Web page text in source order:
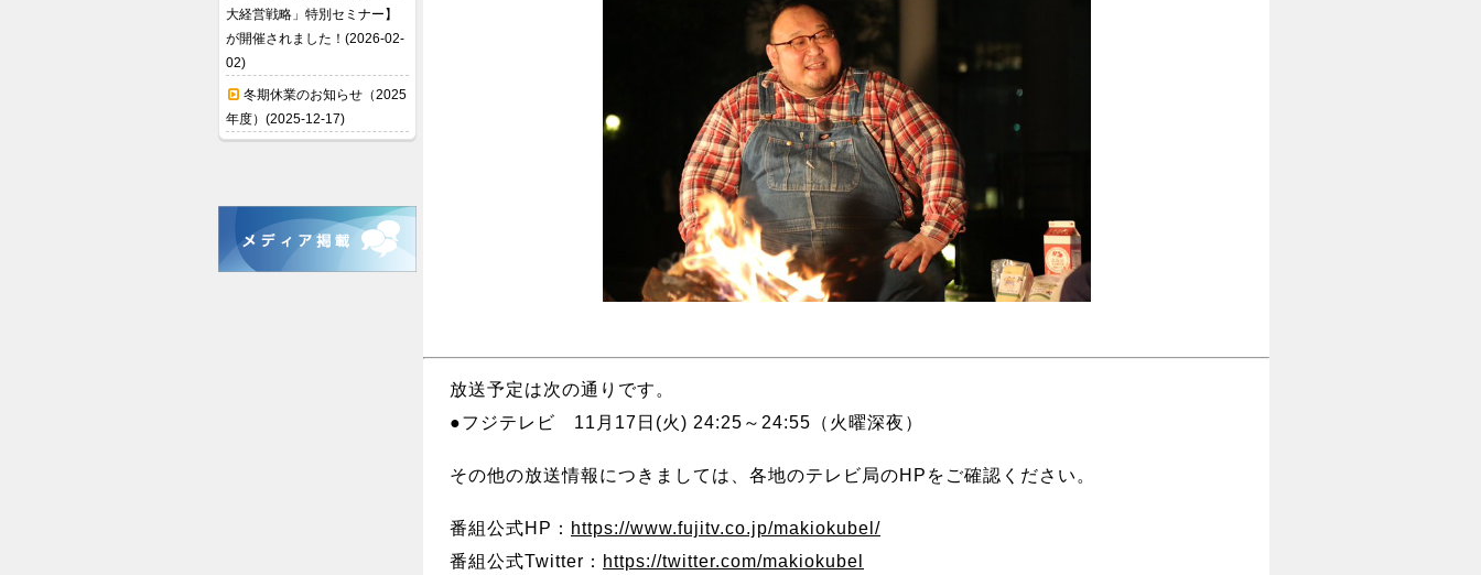
放送予定は次の通りです。
●フジテレビ 11月17日(火) 24:25～24:55（火曜深夜）
その他の放送情報につきましては、各地のテレビ局のHPをご確認ください。
番組公式HP： https://www.fujitv.co.jp/makiokubel/
番組公式Twitter： https://twitter.com/makiokubel
大経営戦略」特別セミナー】
が開催されました！(2026-02-
02)
冬期休業のお知らせ（2025
年度）(2025-12-17)